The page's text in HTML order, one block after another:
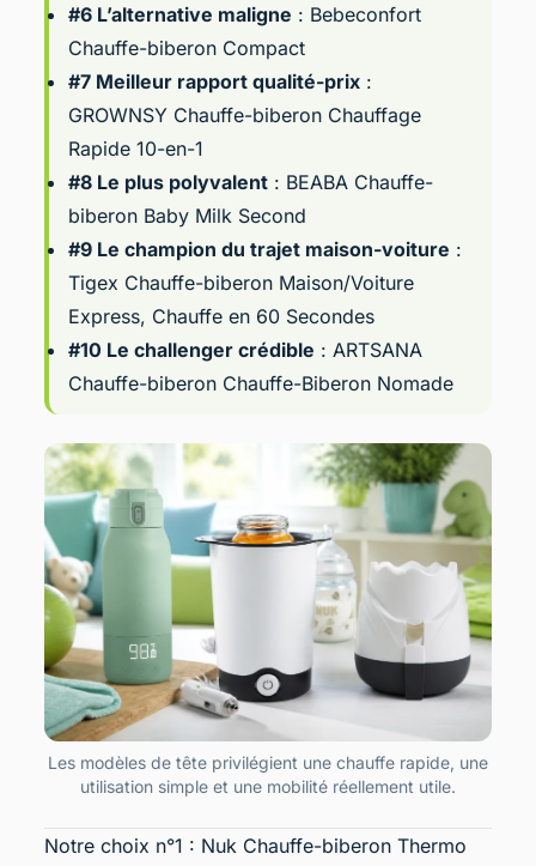
#6 L’alternative maligne : Bebeconfort
Chauffe-biberon Compact
#7 Meilleur rapport qualité-prix:
GROWNSY Chauffe-biberon Chauffage
Rapide 10-en-1
#8 Le plus polyvalent: BEABA Chauffe-
biberon Baby Milk Second
#9 Le champion du trajet maison-voiture :
Tigex Chauffe-biberon Maison/Voiture
Express, Chauffe en 60 Secondes
#10 Le challenger crédible : ARTSANA
Chauffe-biberon Chauffe-Biberon Nomade
Les modèles de tête privilégient une chauffe rapide, une
utilisation simple et une mobilité réellement utile.
Notre choix n°1 : Nuk Chauffe-biberon Thermo